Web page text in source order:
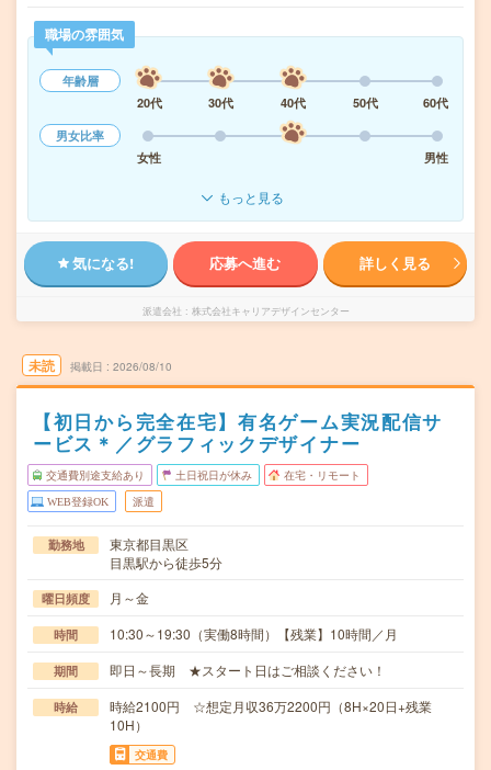
職場の雰囲気
年齢層
20代
30代 40代 50代
60代
男女比率
女性
男性
もっと見る
気になる! 応募へ進む 詳しく見る
派遣会社 株式会社キャリアデザインセンター
未読 掲載日 2026/08/10
【初日から完全在宅】有名ゲーム実況配信サ
ービス＊／グラフィックデザイナー
交通費別途支給あり 土日祝日が休み 在宅・リモート
WEB登録OK 派遣
勤務地
東京都目黒区
目黒駅から徒歩5分
曜日頻度 月～金
時間 10:30～19:30（実働8時間）【残業】10時間／月
期間 即日～長期 ★スタート日はご相談ください！
時給
時給2100円 ☆想定月収36万2200円（8H×20日+残業
10H）
交通費